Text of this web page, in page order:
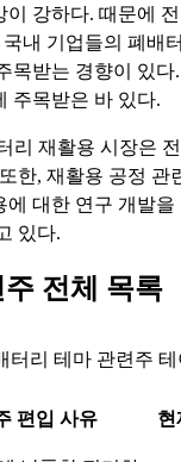
강하다. 때문에
내 기업들의 폐배
목받는 경향이 있다
주목받은 바 있다.
리 재활용 시장은
한, 재활용 공정 관
에 대한 연구 개발
있다.
전체 목록
터리 테마 관련주 테
편입 사유 현